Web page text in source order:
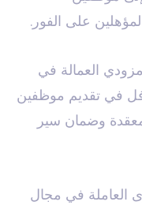
على الفور.
العمالة في
في تقديم موظفين
وضمان سير
العاملة في مجال